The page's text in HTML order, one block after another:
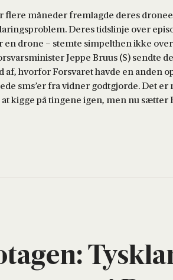
måneder fremlagde deres
Deres tidslinje over
en drone – stemte simpelthen ikke
Jeppe Bruus (S) sendte
hvorfor Forsvaret havde en anden
sms’er fra vidner godtgjorde. Det er
kigge på tingene igen, men nu sætter